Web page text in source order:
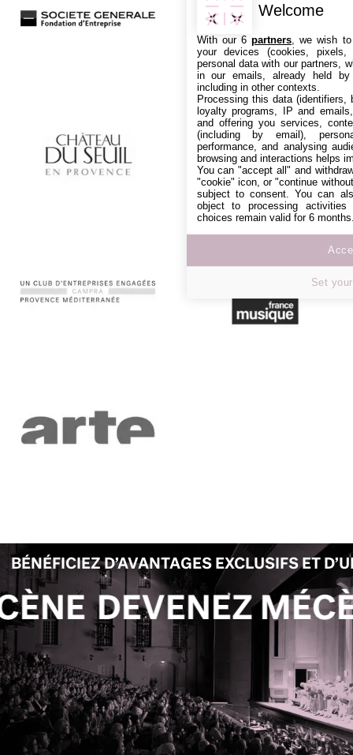
BÉNÉFICIEZ D’AVANTAGES EXCLUSIFS ET
MÉCÈNE
Welcome
With our 6partners , we wish
your devices (cookies,
personal data with our partners,
in our emails, already held
including in other contexts.
Processing this data (identifiers,
loyalty programs, IP and
and offering you services,
(including by email),
performance, and analysing
browsing and interactions helps
You can "accept all" and
"cookie" icon, or "continue
subject to consent. You can
object to processing
choices remain valid for 6
Set